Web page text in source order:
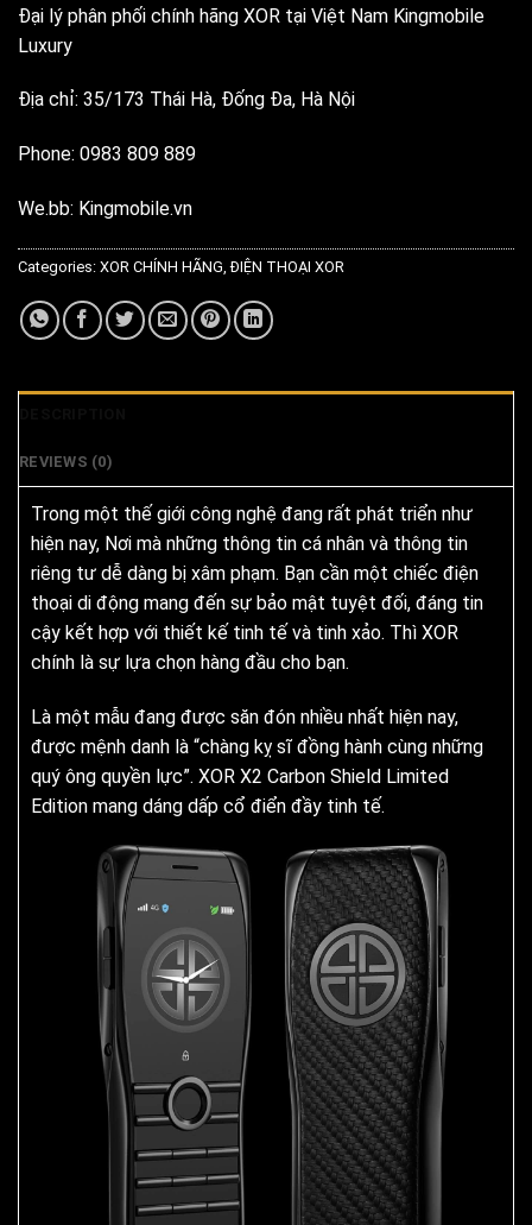
Đại lý phân phối chính hãng XOR tại Việt Nam Kingmobile
Luxury
Địa chỉ: 35/173 Thái Hà, Đống Đa, Hà Nội
Phone: 0983 809 889
We.bb: Kingmobile.vn
Categories: XOR CHÍNH HÃNG ,ĐIỆN THOẠI XOR
REVIEWS (0)
Trong một thế giới công nghệ đang rất phát triển như
hiện nay, Nơi mà những thông tin cá nhân và thông tin
riêng tư dễ dàng bị xâm phạm. Bạn cần một chiếc điện
thoại di động mang đến sự bảo mật tuyệt đối, đáng tin
cậy kết hợp với thiết kế tinh tế và tinh xảo. Thì XOR
chính là sự lựa chọn hàng đầu cho bạn.
Là một mẫu đang được săn đón nhiều nhất hiện nay,
được mệnh danh là “chàng kỵ sĩ đồng hành cùng những
quý ông quyền lực”. XOR X2 Carbon Shield Limited
Edition mang dáng dấp cổ điển đầy tinh tế.